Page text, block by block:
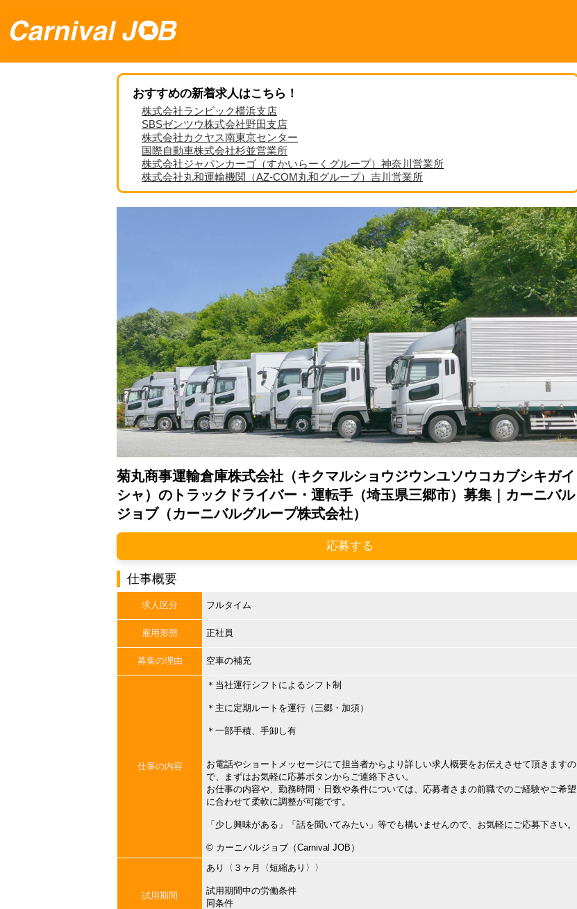
おすすめの新着求人はこちら！
株式会社ランビック横浜支店
SBSゼンツウ株式会社野田支店
株式会社カクヤス南東京センター
国際自動車株式会社杉並営業所
株式会社ジャパンカーゴ（すかいらーくグループ）神奈川営業所
株式会社丸和運輸機関（AZ-COM丸和グループ）吉川営業所
菊丸商事運輸倉庫株式会社（キクマルショウジウンユソウコカブシキガイ
シャ）のトラックドライバー・運転手（埼玉県三郷市）募集｜カーニバル
ジョブ（カーニバルグループ株式会社）
応募する
仕事概要
求人区分 フルタイム
雇用形態 正社員
募集の理由 空車の補充
仕事の内容
＊当社運行シフトによるシフト制
＊主に定期ルートを運行（三郷・加須）
＊一部手積、手卸し有
お電話やショートメッセージにて担当者からより詳しい求人概要をお伝えさせて頂きますの
で、まずはお気軽に応募ボタンからご連絡下さい。
お仕事の内容や、勤務時間・日数や条件については、応募者さまの前職でのご経験やご希望
に合わせて柔軟に調整が可能です。
「少し興味がある」「話を聞いてみたい」等でも構いませんので、お気軽にご応募下さい。
©︎ カーニバルジョブ（Carnival JOB）
試用期間
あり〈３ヶ月〈短縮あり〉〉
試用期間中の労働条件
同条件